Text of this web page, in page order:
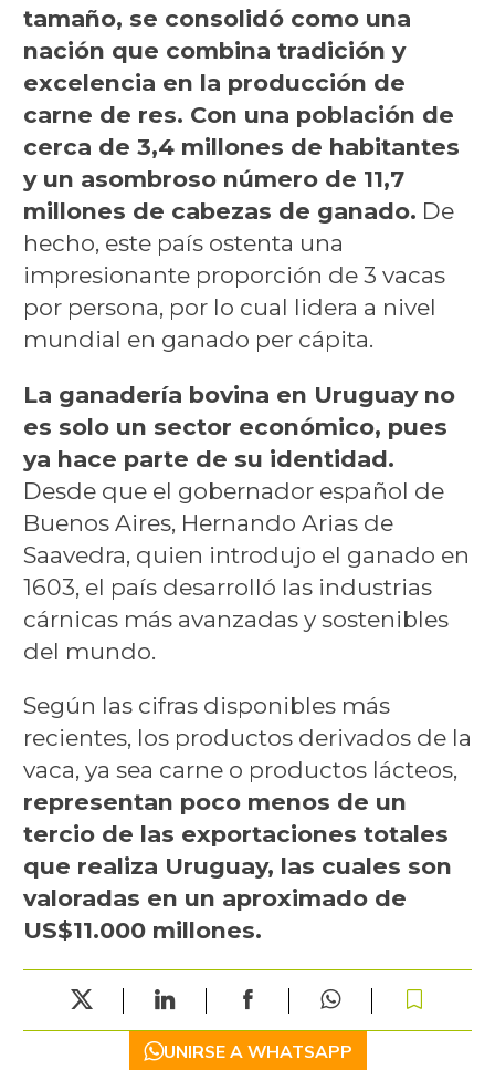
tamaño, se consolidó como una
nación que combina tradición y
excelencia en la producción de
carne de res. Con una población de
cerca de 3,4 millones de habitantes
y un asombroso número de 11,7
millones de cabezas de ganado. De
hecho, este país ostenta una
impresionante proporción de 3 vacas
por persona, por lo cual lidera a nivel
mundial en ganado per cápita.
La ganadería bovina en Uruguay no
es solo un sector económico, pues
ya hace parte de su identidad.
Desde que el gobernador español de
Buenos Aires, Hernando Arias de
Saavedra, quien introdujo el ganado en
1603, el país desarrolló las industrias
cárnicas más avanzadas y sostenibles
del mundo.
Según las cifras disponibles más
recientes, los productos derivados de la
vaca, ya sea carne o productos lácteos,
representan poco menos de un
tercio de las exportaciones totales
que realiza Uruguay, las cuales son
valoradas en un aproximado de
US$11.000 millones.
UNIRSE A WHATSAPP